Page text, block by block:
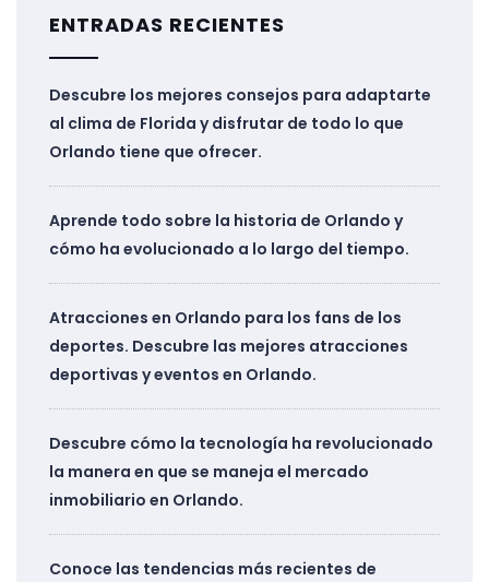
ENTRADAS RECIENTES
Descubre los mejores consejos para adaptarte
al clima de Florida y disfrutar de todo lo que
Orlando tiene que ofrecer.
Aprende todo sobre la historia de Orlando y
cómo ha evolucionado a lo largo del tiempo.
Atracciones en Orlando para los fans de los
deportes. Descubre las mejores atracciones
deportivas y eventos en Orlando.
Descubre cómo la tecnología ha revolucionado
la manera en que se maneja el mercado
inmobiliario en Orlando.
Conoce las tendencias más recientes de